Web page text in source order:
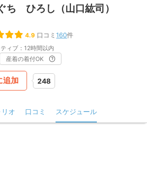
ち ひろし（山口紘司）
4.9 口コミ160件
ィブ：12時間以内
産着の着付OK
追加 248
オ 口コミ スケジュール